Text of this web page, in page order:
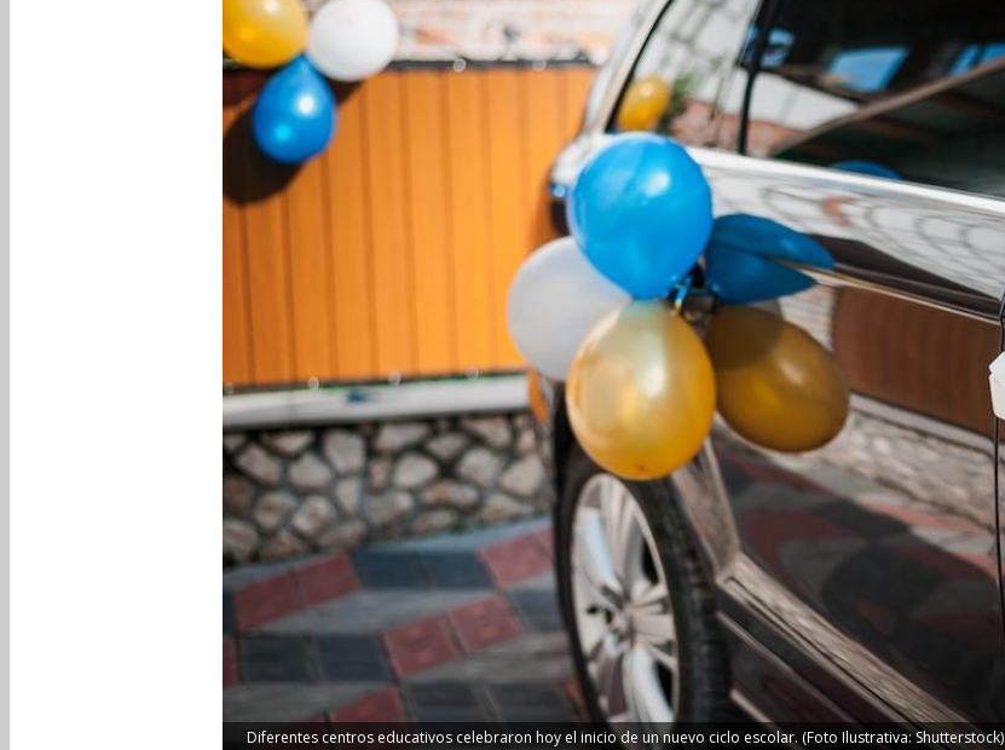
Diferentes centros educativos celebraron hoy el inicio de un nuevo ciclo escolar. (Foto Ilustrativa: Shutterstock)